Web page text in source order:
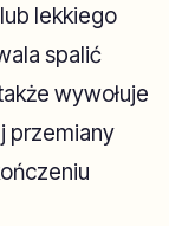
lekkiego
spalić
wywołuje
przemiany